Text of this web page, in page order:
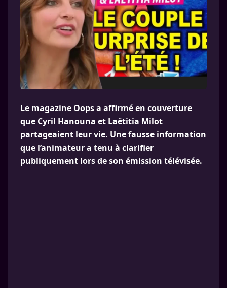
Le magazine Oops a affirmé en couverture
que Cyril Hanouna et Laëtitia Milot
partageaient leur vie. Une fausse information
que l’animateur a tenu à clarifier
publiquement lors de son émission télévisée.